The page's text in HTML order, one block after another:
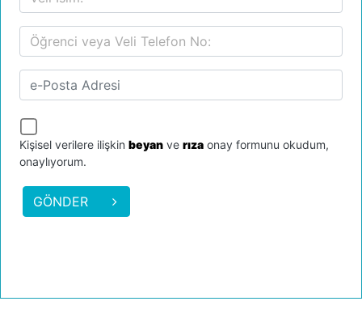
Kişisel verilere ilişkin beyan ve rıza onay formunu okudum,
onaylıyorum.
GÖNDER